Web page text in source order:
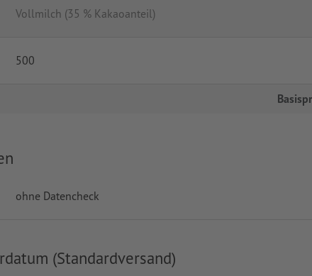
Vollmilch (35 % Kakaoanteil)
500
ohne Datencheck
(Standardversand)